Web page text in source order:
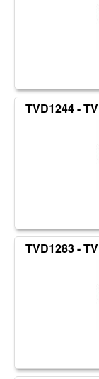
TVD1244 -
TVD1283 -